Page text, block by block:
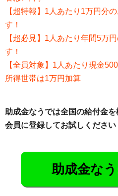
【超特報】1人あたり1万円分
す！
【超必見】1人あたり年間5万
す！
【全員対象】1人あたり現金
所得世帯は1万円加算
助成金なうでは全国の給付金
会員に登録してお試しください
助成金な